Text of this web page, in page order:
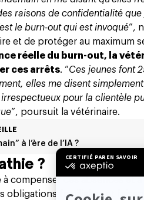
raisons de confidentialité
le burn-out qui est invoqué”,
et de protéger au maximum
réelle du burn-out, la
ces arrêts. “Ces jeunes font
elles me disent
pour la clientèle
”, poursuit la vétérinaire.
à l’ère de l’IA ?
?
compenser ces absences et
obligations familiales, et